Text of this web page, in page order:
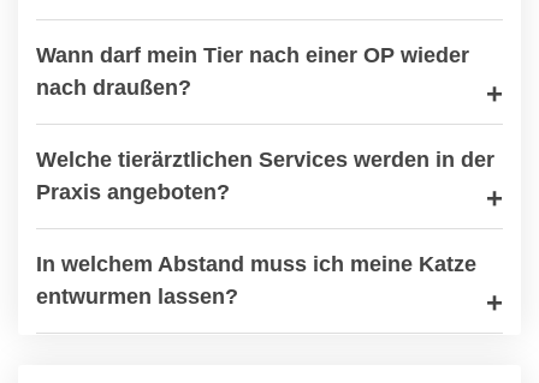
Wann darf mein Tier nach einer OP wieder
nach draußen?
Welche tierärztlichen Services werden in der
Praxis angeboten?
In welchem Abstand muss ich meine Katze
entwurmen lassen?